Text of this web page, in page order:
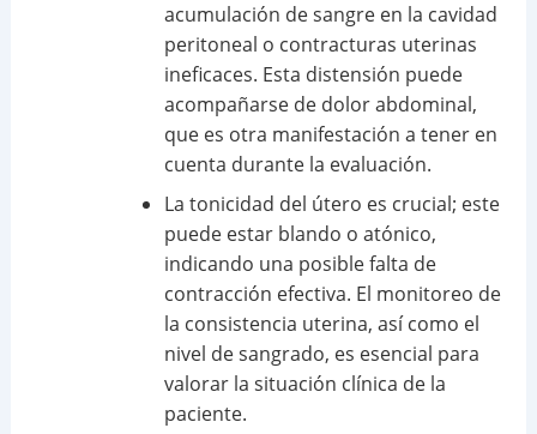
acumulación de sangre en la cavidad
peritoneal o contracturas uterinas
ineficaces. Esta distensión puede
acompañarse de dolor abdominal,
que es otra manifestación a tener en
cuenta durante la evaluación.
La tonicidad del útero es crucial; este
puede estar blando o atónico,
indicando una posible falta de
contracción efectiva. El monitoreo de
la consistencia uterina, así como el
nivel de sangrado, es esencial para
valorar la situación clínica de la
paciente.